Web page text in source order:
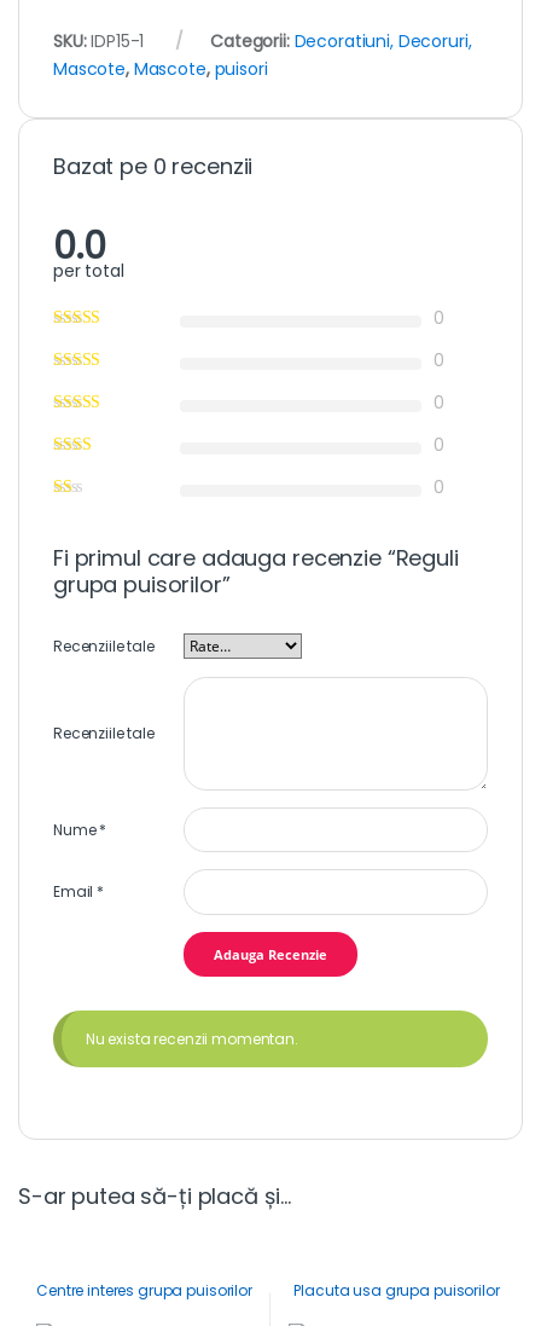
SKU:IDP15-1 Categorii: Decoratiuni, Decoruri,
Mascote, Mascote, puisori
Bazat pe 0 recenzii
0.0
per total
0
0
0
0
0
Fi primul care adauga recenzie “Reguli
grupa puisorilor”
Recenziile tale
Recenziile tale
Nume*
Email *
Nu exista recenzii momentan.
S-ar putea să-ți placă și…
Centre interes grupa puisorilor Placuta usa grupa puisorilor